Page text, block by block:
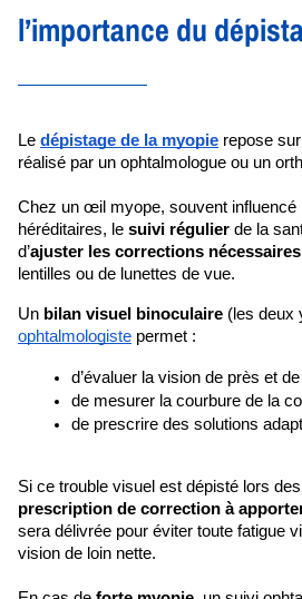
l’importance du
Le dépistage de la myopie repose
réalisé par un ophtalmologue ou un
Chez un œil myope, souvent influencé
héréditaires, le suivi régulier de la
d’ajuster les corrections nécessaires
lentilles ou de lunettes de vue.
Un bilan visuel binoculaire (les deux
ophtalmologiste permet :
d’évaluer la vision de près et
de mesurer la courbure de la
de prescrire des solutions
prescription de correction à
sera délivrée pour éviter toute fatigue
vision de loin nette.